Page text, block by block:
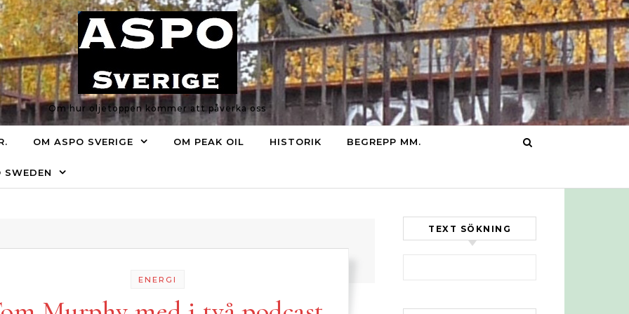
Om hur oljetoppen kommer att påverka oss
OM ASPO SVERIGE OM PEAK OIL HISTORIK BEGREPP MM.
ENERGI
TEXT SÖKNING